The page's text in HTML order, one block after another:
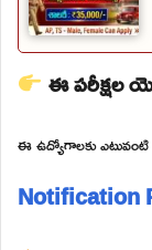
ఈ పరీక్షల
ఈ ఉద్యోగాలకు ఎటువంటి
Notification